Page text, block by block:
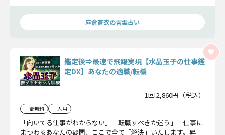
麻倉蒼衣の言霊占い
鑑定後⇒最速で飛躍実現【水晶玉子の仕事鑑
定DX】あなたの適職/転機
1回 2,860円（税込）
一部無料 一人用
「向いてる仕事がわからない」「転職すべきか迷う」 仕事に
まつわるあなたの疑問、ここで全て「解決」いたします。昇